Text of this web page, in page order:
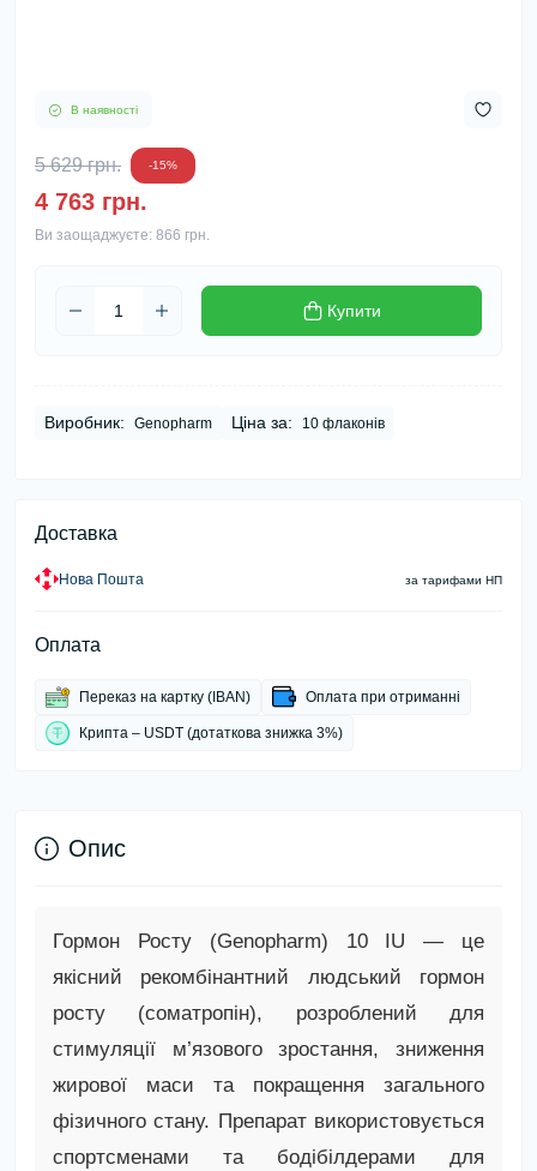
В наявності
5 629 грн. -15%
4 763 грн.
Ви заощаджуєте: 866 грн.
Купити
Виробник: Genopharm Ціна за: 10 флаконів
Доставка
Нова Пошта за тарифами НП
Оплата
Переказ на картку (IBAN) Оплата при отриманні
Крипта – USDT (дотаткова знижка 3%)
Опис
Гормон Росту (Genopharm) 10 IU — це
якісний рекомбінантний людський гормон
росту (соматропін), розроблений для
стимуляції м’язового зростання, зниження
жирової маси та покращення загального
фізичного стану. Препарат використовується
спортсменами та бодібілдерами для